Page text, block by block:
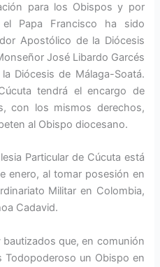
para los Obispos y por
Papa Francisco ha sido
Apostólico de la Diócesis
José Libardo Garcés
Diócesis de Málaga-Soatá.
tendrá el encargo de
con los mismos derechos,
al Obispo diocesano.
Particular de Cúcuta está
enero, al tomar posesión en
Militar en Colombia,
Cadavid.
que, en comunión
Todopoderoso un Obispo en